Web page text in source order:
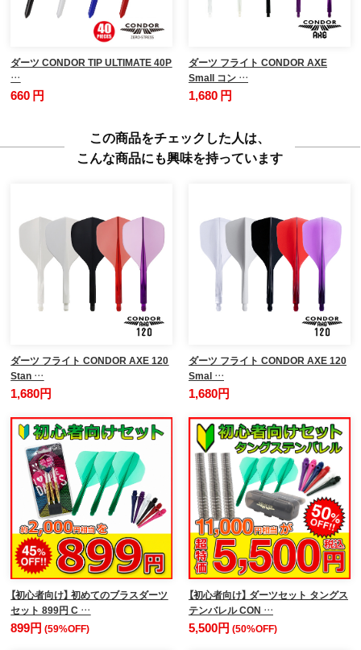
ダーツ CONDOR TIP ULTIMATE 40P
…
660 円
ダーツ フライト CONDOR AXE
Small コン …
1,680 円
この商品をチェックした人は、
こんな商品にも興味を持っています
ダーツ フライト CONDOR AXE 120
Stan …
1,680円
ダーツ フライト CONDOR AXE 120
Smal …
1,680円
【初心者向け】 初めてのブラスダーツ
セット 899円 C …
899円(59%OFF)
【初心者向け】 ダーツセット タングス
テンバレル CON …
5,500円 (50%OFF)